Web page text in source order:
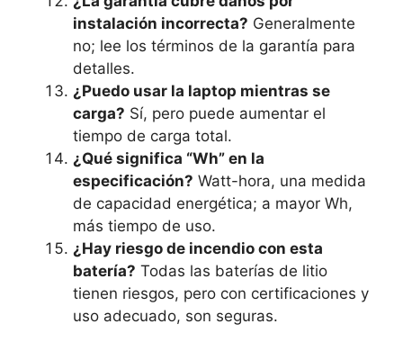
instalación incorrecta? Generalmente
no; lee los términos de la garantía para
detalles.
¿Puedo usar la laptop mientras se
carga? Sí, pero puede aumentar el
tiempo de carga total.
¿Qué significa “Wh” en la
especificación? Watt-hora, una medida
de capacidad energética; a mayor Wh,
más tiempo de uso.
¿Hay riesgo de incendio con esta
batería? Todas las baterías de litio
tienen riesgos, pero con certificaciones y
uso adecuado, son seguras.